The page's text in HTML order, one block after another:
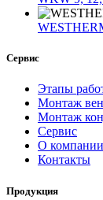
Сервис
Этапы
Монтаж
Монтаж
Сервис
О компании
Контакты
Продукция